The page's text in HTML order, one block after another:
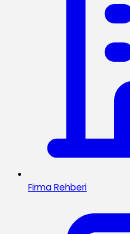
Firma Rehberi